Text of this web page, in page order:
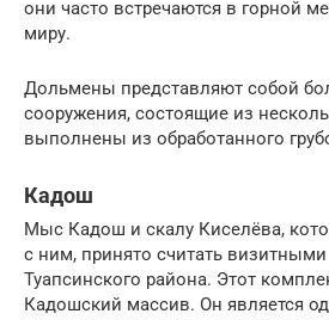
они часто встречаются в горной
миру.
Дольмены представляют собой
сооружения, состоящие из
выполнены из обработанного
Кадош
Мыс Кадош и скалу Киселёва,
с ним, принято считать визитными
Туапсинского района. Этот
Кадошский массив. Он является